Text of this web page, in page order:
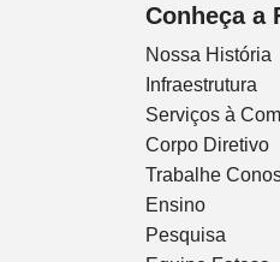
Conheça a
Nossa História
Infraestrutura
Serviços à
Corpo Diretivo
Trabalhe
Ensino
Pesquisa